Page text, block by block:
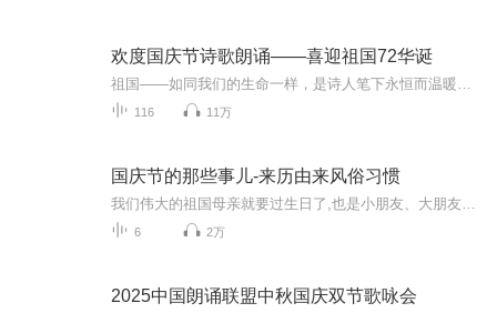
欢度国庆节诗歌朗诵——喜迎祖国72华诞
116 11万
国庆节的那些事儿-来历由来风俗习惯
6 2万
2025中国朗诵联盟中秋国庆双节歌咏会